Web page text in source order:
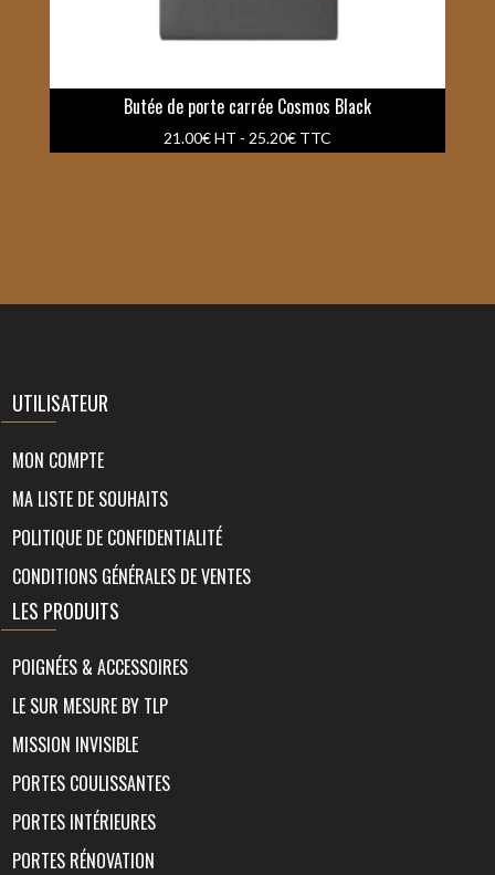
Butée de porte carrée Cosmos Black
21.00€HT - 25.20€TTC
UTILISATEUR
MON COMPTE
MA LISTE DE SOUHAITS
POLITIQUE DE CONFIDENTIALITÉ
CONDITIONS GÉNÉRALES DE VENTES
LES PRODUITS
POIGNÉES & ACCESSOIRES
LE SUR MESURE BY TLP
MISSION INVISIBLE
PORTES COULISSANTES
PORTES INTÉRIEURES
PORTES RÉNOVATION